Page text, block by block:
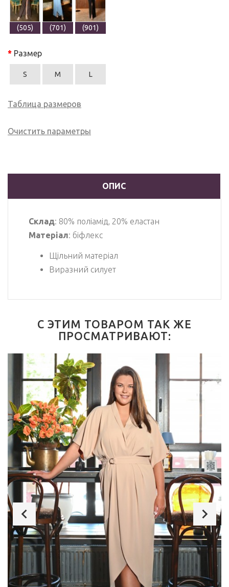
(505) (701) (901)
Размер
S M L
Таблица размеров
Очистить параметры
ОПИС
Склад: 80% поліамід, 20% еластан
Матеріал: біфлекс
Щільний матеріал
Виразний силует
С ЭТИМ ТОВАРОМ ТАК ЖЕ
ПРОСМАТРИВАЮТ: